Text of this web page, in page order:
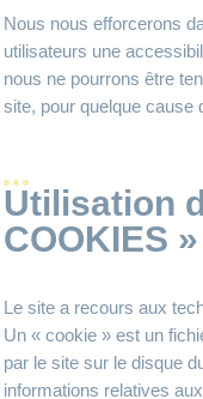
Nous nous efforcerons
utilisateurs une
nous ne pourrons être
site, pour quelque cause
Utilisation
COOKIES »
Le site a recours aux
Un « cookie » est un
par le site sur le disque
informations relatives